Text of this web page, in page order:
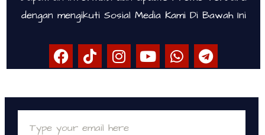
dengan mengikuti Sosial Media Kami Di Bawah Ini